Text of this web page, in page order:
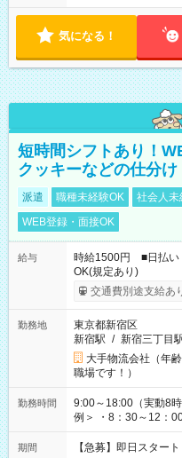
気になる！
短時間シフトあり！
クッキーなどの仕分け
派遣 職種未経験OK 社会人未
WEB登録・面接OK
給与
時給1500円 ■日払い
OK(規定あり)
交通費別途支給あ
勤務地
東京都新宿区
新宿駅 / 新宿三丁目
大手物流会社（年
職場です！）
勤務時間
9:00～18:00（実動8時間） 希望の時間帯を選べます
例＞ ・8：30～12：
・13：00～22：00
期間 【急募】即日スター